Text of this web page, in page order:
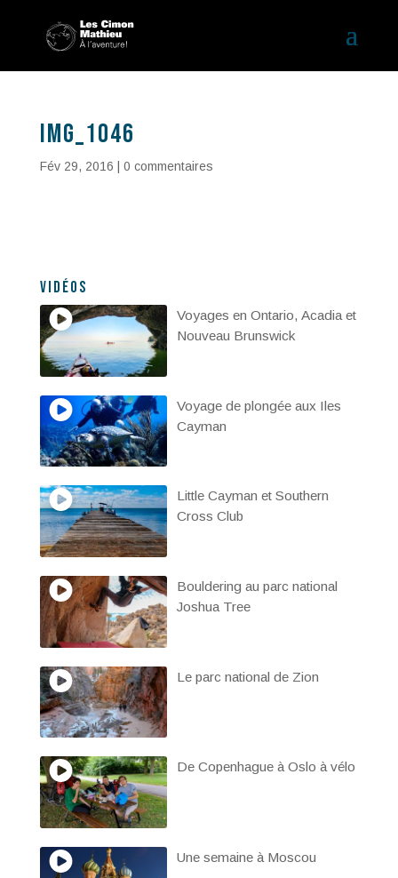
IMG_1046
Fév 29, 2016 0 commentaires
Vidéos
Voyages en Ontario, Acadia et
Nouveau Brunswick
Voyage de plongée aux Iles
Cayman
Little Cayman et Southern
Cross Club
Bouldering au parc national
Joshua Tree
Le parc national de Zion
De Copenhague à Oslo à vélo
Une semaine à Moscou